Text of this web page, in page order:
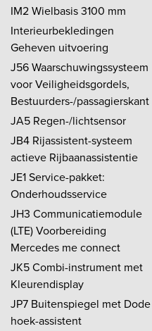
IM2 Wielbasis 3100 mm
Interieurbekledingen
Geheven uitvoering
J56 Waarschuwingssysteem
voor Veiligheidsgordels,
Bestuurders-/passagierskant
JA5 Regen-/lichtsensor
JB4 Rijassistent-systeem
actieve Rijbaanassistentie
JE1 Service-pakket:
Onderhoudsservice
JH3 Communicatiemodule
(LTE) Voorbereiding
Mercedes me connect
JK5 Combi-instrument met
Kleurendisplay
JP7 Buitenspiegel met Dode
hoek-assistent